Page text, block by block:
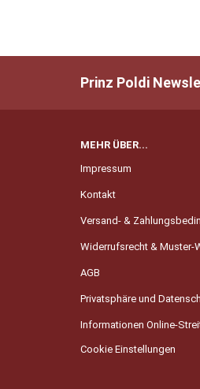
Prinz Poldi
MEHR ÜBER...
Impressum
Kontakt
Versand- &
Widerrufsrecht & Muster-
AGB
Privatsphäre und
Informationen Online-
Cookie Einstellungen